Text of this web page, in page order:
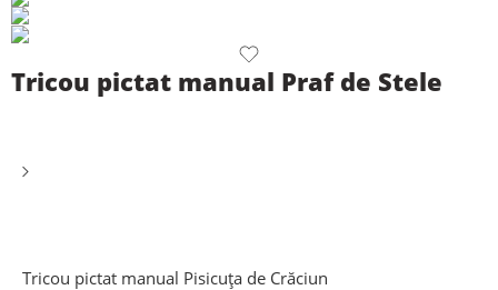
Tricou pictat manual Praf de Stele
Tricou pictat manual Pisicuța de Crăciun